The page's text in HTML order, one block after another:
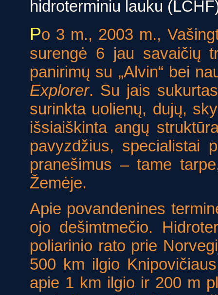
hidroterminiu lauku
Po 3 m., 2003 m.,
surengė 6 jau savaičių
panirimų su „Alvin“ bei
Explorer. Su jais
surinkta uolienų, dujų,
išsiaiškinta angų
pavyzdžius, specialistai
pranešimus – tame
Žemėje.
Apie povandenines
ojo dešimtmečio.
poliarinio rato prie
500 km ilgio
apie 1 km ilgio ir 200 m